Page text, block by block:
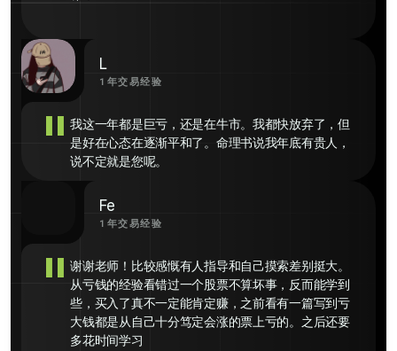
L
1年交易经验
"我这一年都是巨亏，还是在牛市。我都快放弃了，但
是好在心态在逐渐平和了。命理书说我年底有贵人，
说不定就是您呢。
Fe
1年交易经验
"谢谢老师！比较感慨有人指导和自己摸索差别挺大。
从亏钱的经验看错过一个股票不算坏事，反而能学到
些，买入了真不一定能肯定赚，之前看有一篇写到亏
大钱都是从自己十分笃定会涨的票上亏的。之后还要
多花时间学习